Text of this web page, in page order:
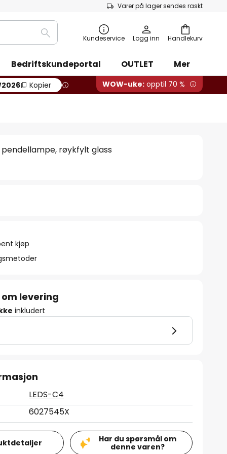
Varer på lager sendes raskt
Handlekurv
Søk Kundeservice Logg inn
Bedriftskundeportal OUTLET Mer
Kopier WOW-uke: opptil 70 %
pendellampe, røykfylt glass
kjøp
levering
inkludert
LEDS-C4
6027545X
Har du spørsmål om
denne varen?